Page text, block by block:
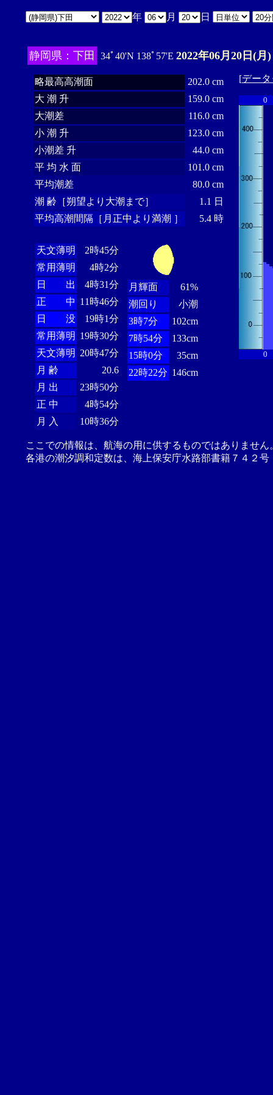
年 月 日
静岡県：下田 34ﾟ40'N 138ﾟ57'E 2022年06月20日(月)
略最高高潮面
202.0 cm
大 潮 升
159.0 cm
大潮差
116.0 cm
小 潮 升
123.0 cm
小潮差 升
44.0 cm
平 均 水 面
101.0 cm
平均潮差
80.0 cm
潮 齢［朔望より大潮まで］
1.1 日
平均高潮間隔［月正中より満潮 ］
5.4 時
天文薄明
2時45分
常用薄明
4時2分
日 出
4時31分
正 中 11時46分
日 没
19時1分
常用薄明 19時30分
天文薄明 20時47分
月 齢
20.6
月 出
23時50分
正 中
4時54分
月 入
10時36分
月輝面
61%
潮回り
小潮
3時7分
102cm
7時54分
133cm
15時0分
35cm
22時22分 146cm
[デー
0
0
ここでの情報は、航海の用に供するものではありませ
各港の潮汐調和定数は、海上保安庁水路部書籍７４２